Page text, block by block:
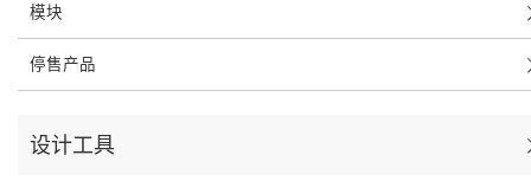
模块
停售产品
设计工具